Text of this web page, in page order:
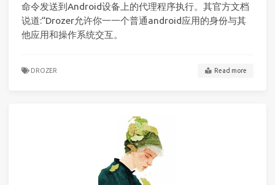
命令发送到Android设备上的代理程序执行。其官方文档
说道:“Drozer允许你一一个普通android应用的身份与其
他应用和操作系统交互。
DROZER Read more